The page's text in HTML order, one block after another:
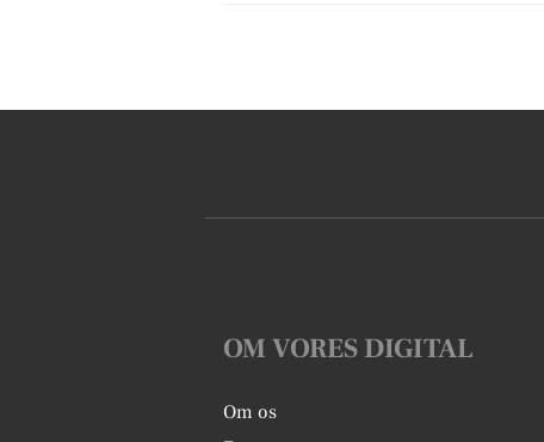
OM VORES DIGITAL
Om os